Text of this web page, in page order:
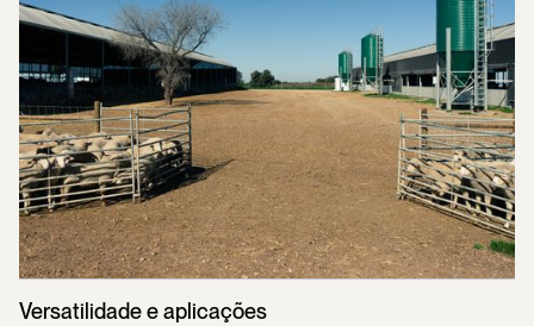
Versatilidade e aplicações